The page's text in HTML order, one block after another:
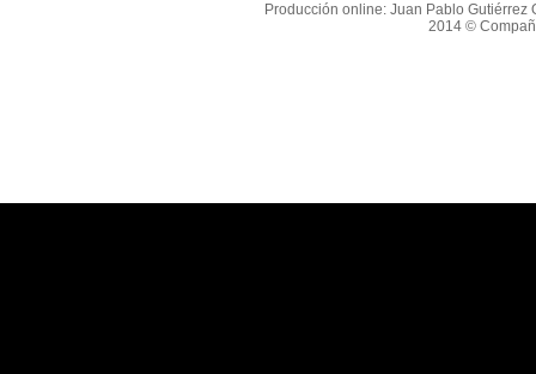
Producción online: Juan Pablo Gutiérrez
2014 ©